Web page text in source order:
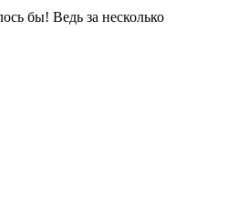
бы! Ведь за несколько